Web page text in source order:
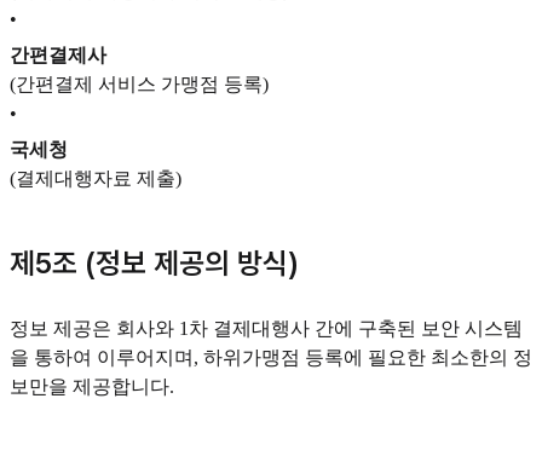
•
간편결제사
(간편결제 서비스 가맹점 등록)
•
국세청
(결제대행자료 제출)
제5조 (정보 제공의 방식)
정보 제공은 회사와 1차 결제대행사 간에 구축된 보안 시스템
을 통하여 이루어지며, 하위가맹점 등록에 필요한 최소한의 정
보만을 제공합니다.